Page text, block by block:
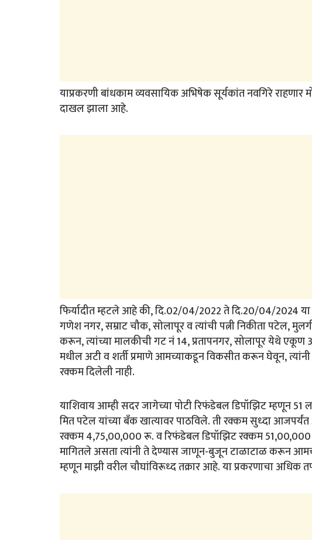
याप्रकरणी बांधकाम व्यवसायिक अभिषेक सूर्यकांत नवगिरे राहणार
दाखल झाला आहे.
फिर्यादीत म्हटले आहे की, दि.02/04/2022 ते दि.20/04/2024 या
गणेश नगर, सम्राट चौक, सोलापूर व त्यांची पत्नी निकीता पटेल,
करून, त्यांच्या मालकीची गट नं 14, प्रतापनगर, सोलापूर येथे
मधील अटी व शर्ती प्रमाणे आमच्याकडून विकसीत करून घेवून,
रक्कम दिलेली नाही.
याशिवाय आम्ही सदर जागेच्या पोटी रिफंडेबल डिपॉझिट म्हणून
मित पटेल यांच्या बँक खात्यावर पाठविले. ती रक्कम सुध्दा
रक्कम 4,75,00,000 रू. व रिफंडेबल डिपॉझिट रक्कम
मागितले असता त्यांनी ते देण्यास जाणून-बुजून टाळाटाळ करून
म्हणून माझी वरील चौघांविरूध्द तक्रार आहे. या प्रकरणाचा